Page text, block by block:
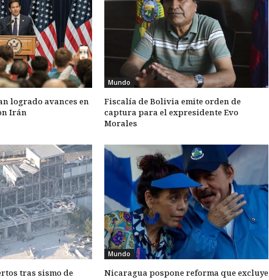
logrado avances en
Irán
Mundo
Fiscalía de Bolivia emite orden de
captura para el expresidente Evo
Morales
tras sismo de
Mundo
Nicaragua pospone reforma que excluye